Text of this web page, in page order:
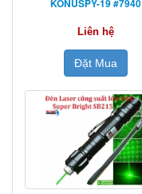
KONUSPY-19 #7940
Liên hệ
Đặt Mua